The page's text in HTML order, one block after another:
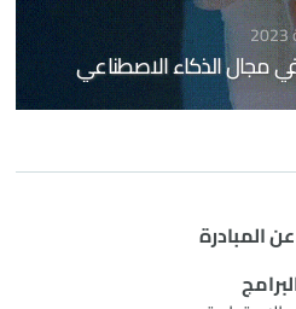
مجال الذكاء الاصطناعي
المبادرة